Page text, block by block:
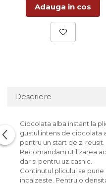
Adauga in cos
Descriere
Ciocolata alba instant la
gustul intens de ciocolata
pentru un start de zi reusit.
Recomandam utilizarea
dar si pentru uz casnic.
Continutul plicului se pune
incalzeste. Pentru o